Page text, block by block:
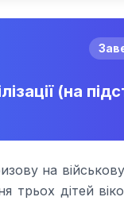
(на
на
трьох дітей